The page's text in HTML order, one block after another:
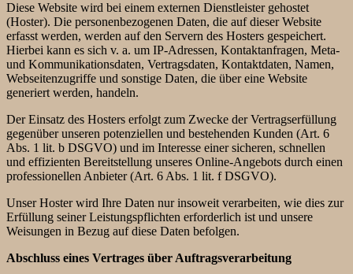
Diese Website wird bei einem externen Dienstleister gehostet
(Hoster). Die personenbezogenen Daten, die auf dieser Website
erfasst werden, werden auf den Servern des Hosters gespeichert.
Hierbei kann es sich v. a. um IP-Adressen, Kontaktanfragen, Meta-
und Kommunikationsdaten, Vertragsdaten, Kontaktdaten, Namen,
Webseitenzugriffe und sonstige Daten, die über eine Website
generiert werden, handeln.
Der Einsatz des Hosters erfolgt zum Zwecke der Vertragserfüllung
gegenüber unseren potenziellen und bestehenden Kunden (Art. 6
Abs. 1 lit. b DSGVO) und im Interesse einer sicheren, schnellen
und effizienten Bereitstellung unseres Online-Angebots durch einen
professionellen Anbieter (Art. 6 Abs. 1 lit. f DSGVO).
Unser Hoster wird Ihre Daten nur insoweit verarbeiten, wie dies zur
Erfüllung seiner Leistungspflichten erforderlich ist und unsere
Weisungen in Bezug auf diese Daten befolgen.
Abschluss eines Vertrages über Auftragsverarbeitung